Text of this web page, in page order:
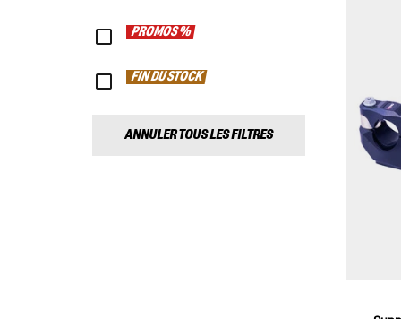
PROMOS %
FIN DU STOCK
ANNULER TOUS LES FILTRES